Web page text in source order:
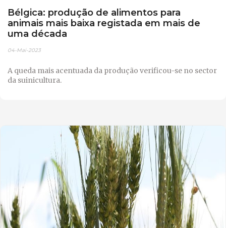
Bélgica: produção de alimentos para
animais mais baixa registada em mais de
uma década
04-Mai-2023
A queda mais acentuada da produção verificou-se no sector
da suinicultura.